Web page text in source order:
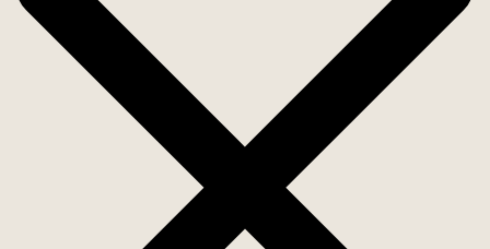
https://www.fredon.se/fredon/extern/fredons-
sff.htm